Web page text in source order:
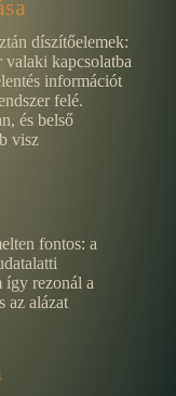
díszítőelemek:
kapcsolatba
információt
felé.
és belső
visz
fontos: a
így rezonál a
az alázat